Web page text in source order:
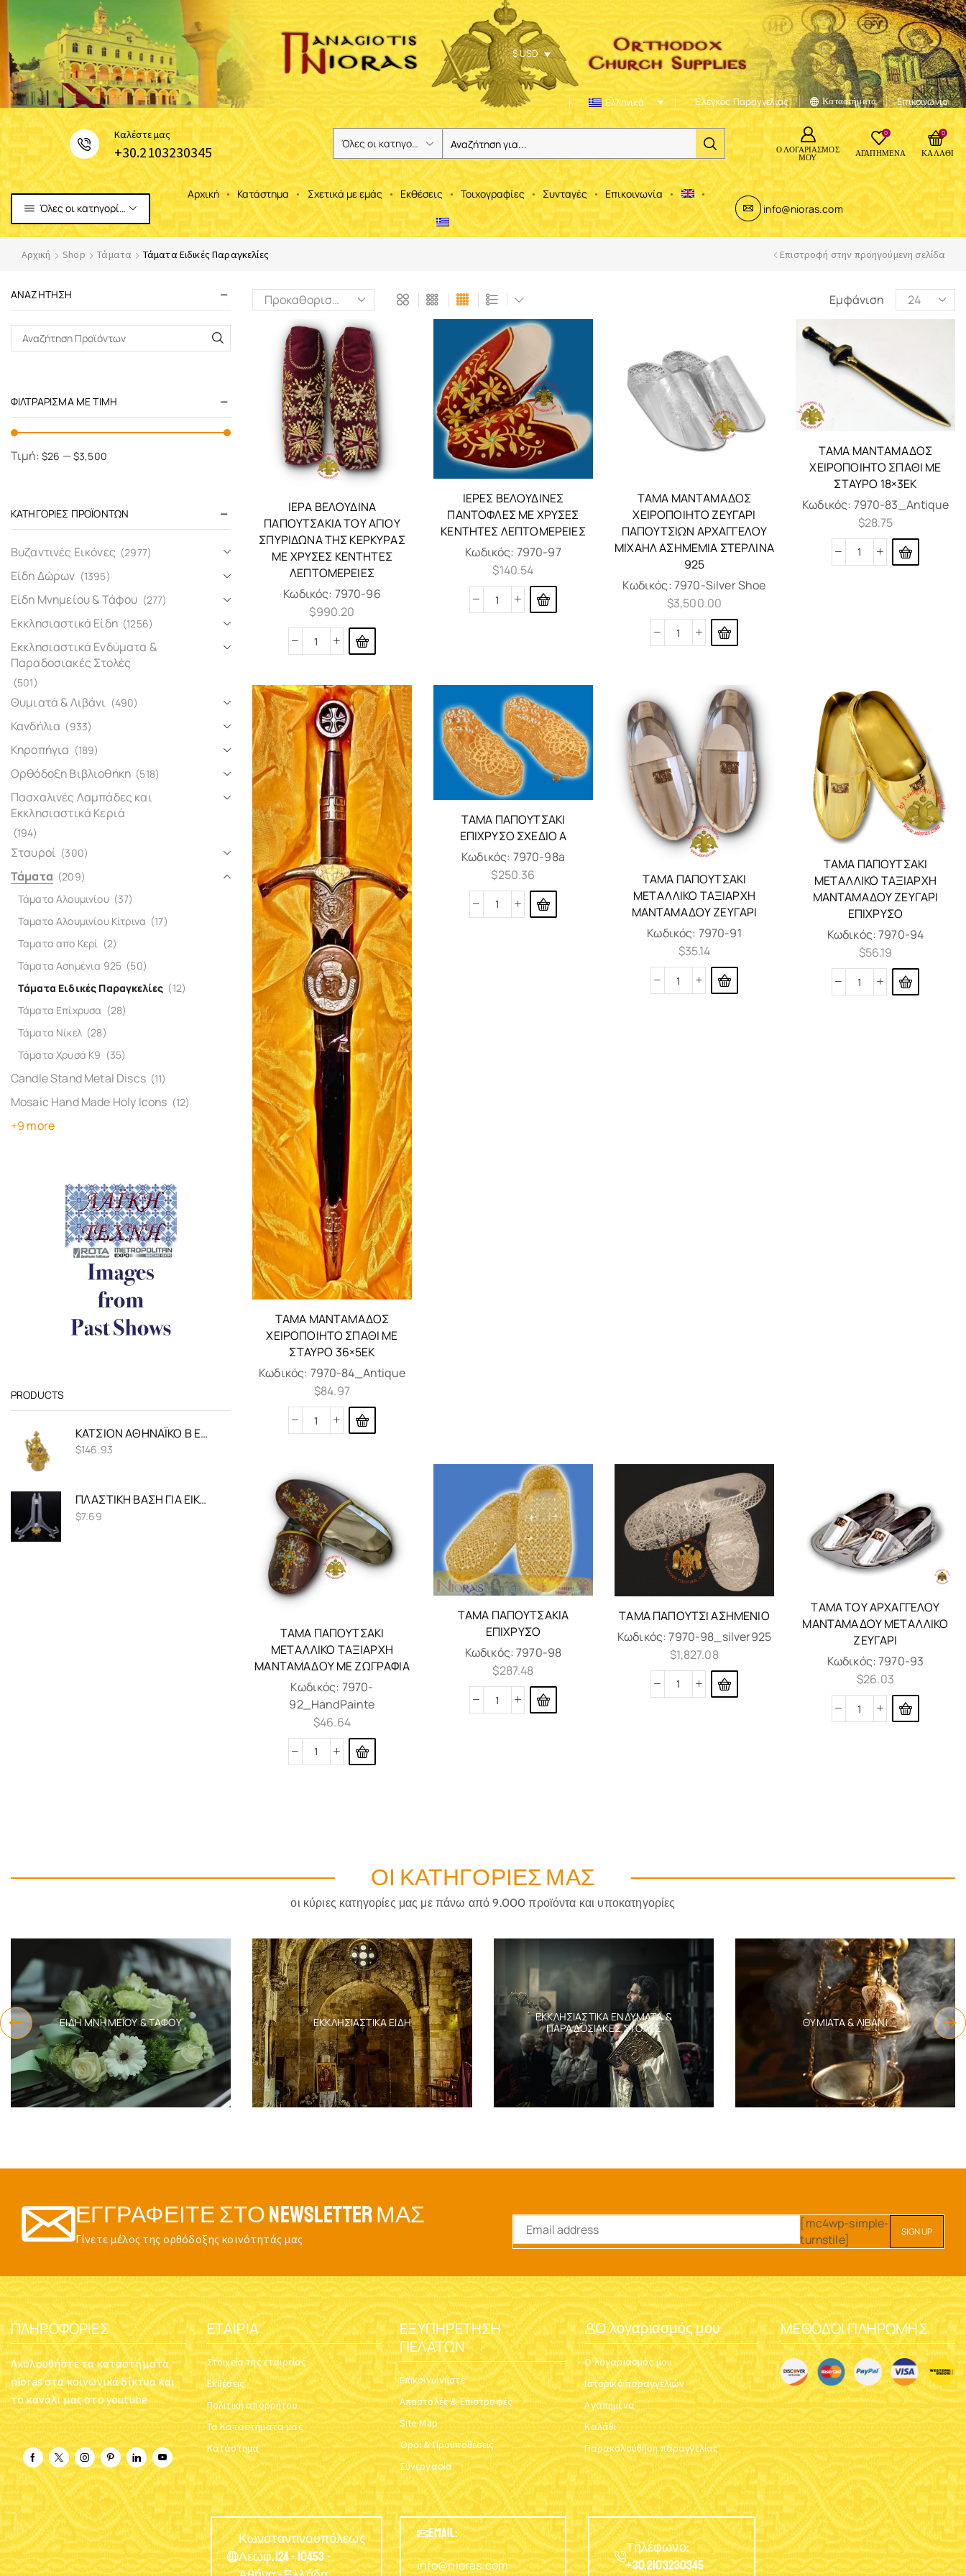
$ USD
Ελληνικά Έλεγχος Παραγγελίας Καταστήματα Επικοινωνία
Καλέστε μας
+30.2103230345
Ο ΛΟΓΑΡΙΑΣΜΌΣ
ΜΟΥ
0
ΑΓΑΠΗΜΈΝΑ
0
ΚΑΛΆΘΙ
Όλες οι κατηγορίες
Αρχική Κατάστημα Σχετικά με εμάς Εκθέσεις Τοιχογραφίες Συνταγές
Επικοινωνία
info@nioras.com
Αρχική Shop Τάματα Τάματα Ειδικές Παραγκελίες Επιστροφή στην προηγούμενη σελίδα
Εμφάνιση
ΙΕΡΆ ΒΕΛΟΥΔΙΝΆ
ΠΑΠΟΥΤΣΆΚΙΑ ΤΟΥ ΑΓΊΟΥ
ΣΠΥΡΙΔΩΝΑ ΤΗΣ ΚΈΡΚΥΡΑΣ
ΜΕ ΧΡΥΣΈΣ ΚΕΝΤΗΤΈΣ
ΛΕΠΤΟΜΈΡΕΙΕΣ
Κωδικός: 7970-96
$990.20
ΙΕΡΈΣ ΒΕΛΟΎΔΙΝΕΣ
ΠΑΝΤΌΦΛΕΣ ΜΕ ΧΡΥΣΈΣ
ΚΕΝΤΗΤΈΣ ΛΕΠΤΟΜΈΡΕΙΕΣ
Κωδικός: 7970-97
$140.54
ΤΆΜΑ ΜΑΝΤΑΜΆΔΟΣ
ΧΕΙΡΟΠΟΊΗΤΟ ΖΕΥΓΆΡΙ
ΠΑΠΟΥΤΣΙΏΝ ΑΡΧΆΓΓΕΛΟΥ
ΜΙΧΑΉΛ ΑΣΗΜΈΜΙΑ ΣΤΕΡΛΊΝΑ
925
Κωδικός: 7970-Silver Shoe
$3,500.00
ΤΆΜΑ ΜΑΝΤΑΜΆΔΟΣ
ΧΕΙΡΟΠΟΊΗΤΟ ΣΠΑΘΙ ΜΕ
ΣΤΑΥΡΌ 18×3ΕΚ
Κωδικός: 7970-83_Antique
$28.75
ΤΆΜΑ ΜΑΝΤΑΜΆΔΟΣ
ΧΕΙΡΟΠΟΊΗΤΟ ΣΠΑΘΙ ΜΕ
ΣΤΑΥΡΌ 36×5ΕΚ
Κωδικός: 7970-84_Antique
$84.97
ΤΆΜΑ ΠΑΠΟΥΤΣΆΚΙ
ΕΠΊΧΡΥΣΟ ΣΧΈΔΙΟ Α
Κωδικός: 7970-98a
$250.36
ΤΆΜΑ ΠΑΠΟΥΤΣΆΚΙ
ΜΕΤΑΛΛΙΚΌ ΤΑΞΙΆΡΧΗ
ΜΑΝΤΑΜΆΔΟΥ ΖΕΥΓΑΡΙ
Κωδικός: 7970-91
$35.14
ΤΆΜΑ ΠΑΠΟΥΤΣΆΚΙ
ΜΕΤΑΛΛΙΚΌ ΤΑΞΙΆΡΧΗ
ΜΑΝΤΑΜΆΔΟΥ ΖΕΥΓΑΡΙ
ΕΠΊΧΡΥΣΟ
Κωδικός:7970-94
$56.19
ΤΆΜΑ ΠΑΠΟΥΤΣΆΚΙ
ΜΕΤΑΛΛΙΚΌ ΤΑΞΙΆΡΧΗ
ΜΑΝΤΑΜΆΔΟΥ ΜΕ ΖΩΓΡΑΦΊΑ
Κωδικός: 7970-
92_HandPainte
$46.64
ΤΆΜΑ ΠΑΠΟΎΤΣΑΚΙΑ
ΕΠΊΧΡΥΣΟ
Κωδικός:7970-98
$287.48
ΤΆΜΑ ΠΑΠΟΎΤΣΙ ΑΣΗΜΈΝΙΟ
Κωδικός:7970-98_silver925
$1,827.08
ΤΑΜΑ ΤΟΥ ΑΡΧΑΓΓΕΛΟΥ
ΜΑΝΤΑΜΑΔΟΥ ΜΕΤΑΛΛΙΚΟ
ΖΕΥΓΑΡΙ
Κωδικός:7970-93
$26.03
ΑΝΑΖΉΤΗΣΗ
ΦΙΛΤΡΆΡΙΣΜΑ ΜΕ ΤΙΜΉ
Τιμή: $26 —$3,500
ΚΑΤΗΓΟΡΊΕΣ ΠΡΟΪΌΝΤΩΝ
Βυζαντινές Εικόνες (2977)
Είδη Δώρων (1395)
Είδη Μνημείου & Τάφου (277)
Εκκλησιαστικά Είδη (1256)
Εκκλησιαστικά Ενδύματα &
Παραδοσιακές Στολές
(501)
Θυμιατά & Λιβάνι (490)
Κανδήλια (933)
Κηροπήγια (189)
Ορθόδοξη Βιβλιοθήκη (518)
Πασχαλινές Λαμπάδες και
Εκκλησιαστικά Κεριά
(194)
Σταυροί (300)
Τάματα (209)
Τάματα Αλουμινίου (37)
Ταματα Αλουμινίου Κίτρινα (17)
Ταματα απο Κερί (2)
Τάματα Ασημένια 925 (50)
Τάματα Ειδικές Παραγκελίες (12)
Τάματα Επίχρυσα (28)
Τάματα Νίκελ (28)
Τάματα Χρυσά Κ9 (35)
Candle Stand Metal Discs (11)
Mosaic Hand Made Holy Icons (12)
+9 more
PRODUCTS
ΚΑΤΣΊΟΝ ΑΘΗΝΑΪΚΌ Β ΕΠΊΧΡΥΣΟ ΜΕ ΣΜΆΛΤΟ
$146.93
ΠΛΑΣΤΙΚΉ ΒΆΣΗ ΓΙΑ ΕΙΚΌΝΕΣ ΔΙΆΦΑΝΗ 17.5X11CM (ΣΕΤ 5 ΤΕΜ.)
$7.69
ΟΙ ΚΑΤΗΓΟΡΊΕΣ ΜΑΣ
οι κύριες κατηγορίες μας με πάνω από 9.000 προϊόντα και υποκατηγορίες
ΕΊΔΗ ΜΝΗΜΕΊΟΥ & ΤΆΦΟΥ ΕΚΚΛΗΣΙΑΣΤΙΚΆ ΕΊΔΗ
ΕΚΚΛΗΣΙΑΣΤΙΚΆ ΕΝΔΎΜΑΤΑ &
ΠΑΡΑΔΟΣΙΑΚΈΣ ΣΤΟΛΈΣ
ΘΥΜΙΑΤΆ & ΛΙΒΆΝΙ
ΕΓΓΡΑΦΕΊΤΕ ΣΤΟ NEWSLETTER ΜΑΣ
Γίνετε μέλος της ορθόδοξης κοινότητάς μας
[mc4wp-simple-
turnstile]
ΠΛΗΡΟΦΟΡΊΕΣ
Ακολουθήστε τα καταστήματα
nioras στα κοινωνικά δίκτυα και
το κανάλι μας στο youtube
ΕΤΑΙΡΊΑ
Στοιχεία της εταιρείας
Εκθέσεις
Πολιτική απορρήτου
Τα Καταστήματα μας
Κατάστημα
ΕΞΥΠΗΡΈΤΗΣΗ
ΠΕΛΑΤΏΝ
Επικοινωνήστε
Αποστολές & Επιστροφές
Site Map
Όροι & Προϋποθέσεις
Συνεργασία
Ο λογαριασμός μου
Ο λογαριασμός μου
Ιστορικό παραγγελιών
Αγαπημένα
Καλάθι
Παρακολούθηση παραγγελίας
ΜΈΘΟΔΟΙ ΠΛΗΡΩΜΉΣ
Κωνσταντινουπόλεως
Λεωφ.124 - 10453 -
EMAIL:
info@nioras.com
Τηλέφωνο:
+30.2103230345